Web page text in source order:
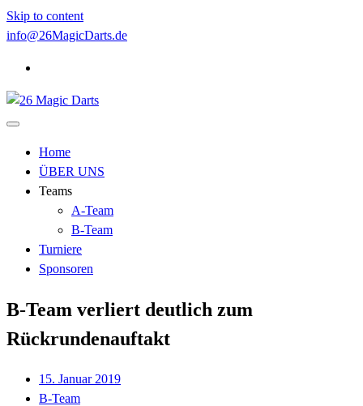
Skip to content
info@26MagicDarts.de
Home
ÜBER UNS
Teams
A-Team
B-Team
Turniere
Sponsoren
B-Team verliert deutlich zum
Rückrundenauftakt
15. Januar 2019
B-Team